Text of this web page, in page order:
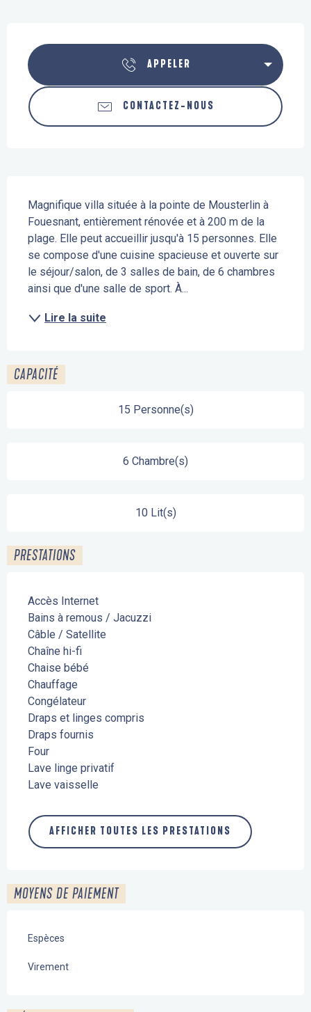
APPELER
CONTACTEZ-NOUS
Magnifique villa située à la pointe de Mousterlin à
Fouesnant, entièrement rénovée et à 200 m de la
plage. Elle peut accueillir jusqu'à 15 personnes. Elle
se compose d'une cuisine spacieuse et ouverte sur
le séjour/salon, de 3 salles de bain, de 6 chambres
ainsi que d'une salle de sport. À...
Lire la suite
CAPACITÉ
15 Personne(s)
6 Chambre(s)
10 Lit(s)
PRESTATIONS
Accès Internet
Bains à remous / Jacuzzi
Câble / Satellite
Chaîne hi-fi
Chaise bébé
Chauffage
Congélateur
Draps et linges compris
Draps fournis
Four
Lave linge privatif
Lave vaisselle
AFFICHER TOUTES LES PRESTATIONS
MOYENS DE PAIEMENT
Espèces
Virement